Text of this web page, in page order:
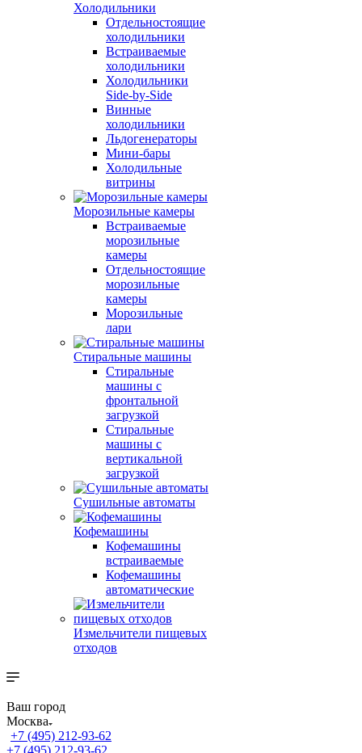
Холодильники
Отдельностоящие
холодильники
Встраиваемые
холодильники
Холодильники
Side-by-Side
Винные
холодильники
Льдогенераторы
Мини-бары
Холодильные
витрины
Морозильные камеры
Встраиваемые
морозильные
камеры
Отдельностоящие
морозильные
камеры
Морозильные
лари
Стиральные машины
Стиральные
машины с
фронтальной
загрузкой
Стиральные
машины с
вертикальной
загрузкой
Сушильные автоматы
Кофемашины
Кофемашины
встраиваемые
Кофемашины
автоматические
Измельчители пищевых
отходов
Ваш город
Москва
+7 (495) 212-93-62
+7 (495) 212-93-62